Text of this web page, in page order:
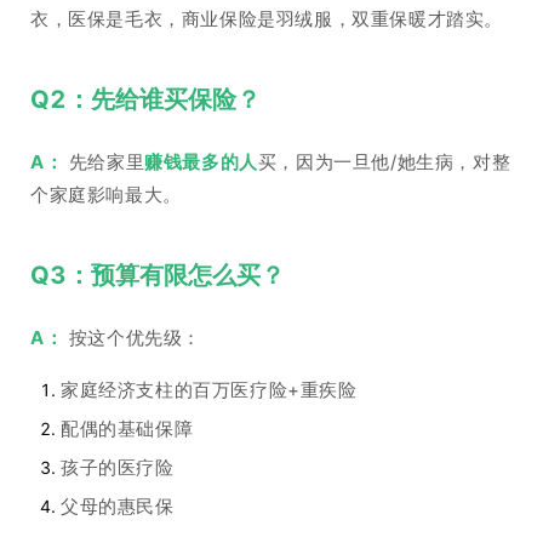
衣，医保是毛衣，商业保险是羽绒服，双重保暖才踏实。
Q2：先给谁买保险？
A： 先给家里赚钱最多的人买，因为一旦他/她生病，对整
个家庭影响最大。
Q3：预算有限怎么买？
A： 按这个优先级：
家庭经济支柱的百万医疗险+重疾险
配偶的基础保障
孩子的医疗险
父母的惠民保